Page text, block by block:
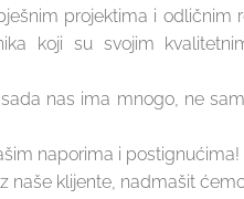
projektima i odličnim
koji su svojim
nas ima mnogo, ne
naporima i postignućima!
naše klijente, nadmašit